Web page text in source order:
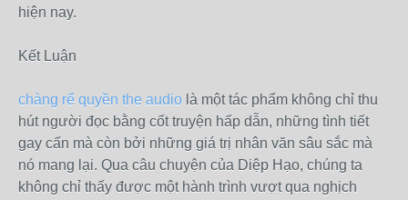
hiện nay.
Kết Luận
chàng rể quyền the audio là một tác phẩm không chỉ thu
hút người đọc bằng cốt truyện hấp dẫn, những tình tiết
gay cấn mà còn bởi những giá trị nhân văn sâu sắc mà
nó mang lại. Qua câu chuyện của Diệp Hạo, chúng ta
không chỉ thấy được một hành trình vượt qua nghịch